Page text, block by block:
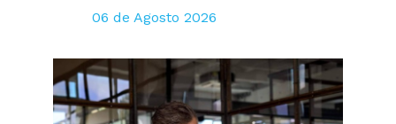
06 de Agosto 2026